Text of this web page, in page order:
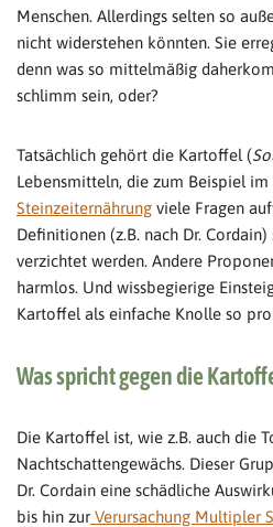
Menschen. Allerdings selten so
nicht widerstehen könnten. Sie
denn was so mittelmäßig
schlimm sein, oder?
Tatsächlich gehört die Kartoffel (
Lebensmitteln, die zum Beispiel im
Steinzeiternährung viele Fragen
Definitionen (z.B. nach Dr.
verzichtet werden. Andere
harmlos. Und wissbegierige
Kartoffel als einfache Knolle so
Was spricht gegen die
Die Kartoffel ist, wie z.B. auch die
Nachtschattengewächs. Dieser
Dr. Cordain eine schädliche
bis hin zur Verursachung Multipler